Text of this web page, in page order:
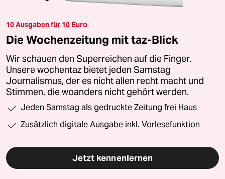
10 Ausgaben für 10 Euro
Die Wochenzeitung mit taz-Blick
Wir schauen den Superreichen auf die Finger.
Unsere wochentaz bietet jeden Samstag
Journalismus, der es nicht allen recht macht und
Stimmen, die woanders nicht gehört werden.
Jeden Samstag als gedruckte Zeitung frei Haus
Zusätzlich digitale Ausgabe inkl. Vorlesefunktion
Jetzt kennenlernen